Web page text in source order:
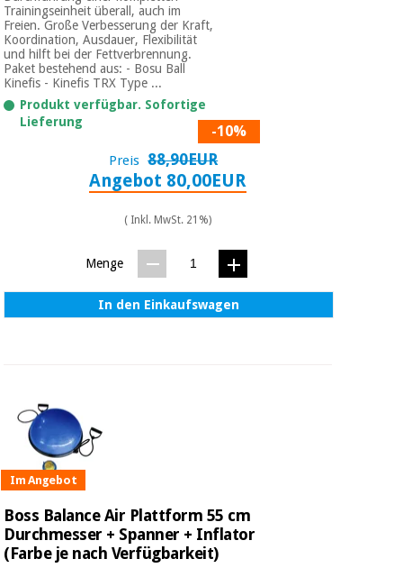
Trainingseinheit überall, auch im
Freien. Große Verbesserung der Kraft,
Koordination, Ausdauer, Flexibilität
und hilft bei der Fettverbrennung.
Paket bestehend aus: - Bosu Ball
Kinefis - Kinefis TRX Type ...
Produkt verfügbar. Sofortige
Lieferung
-10%
Preis 88,90EUR
Angebot 80,00EUR
( Inkl. MwSt. 21%)
Menge
In den Einkaufswagen
Im Angebot
Boss Balance Air Plattform 55 cm
Durchmesser + Spanner + Inflator
(Farbe je nach Verfügbarkeit)